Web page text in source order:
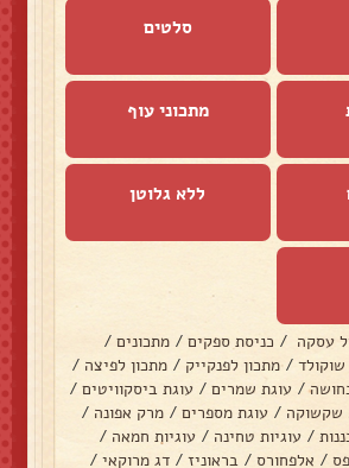
סלטים
מתכוני עוף
ללא גלוטן
עסקה / כניסת ספקים / מתכונים /
/ מתכון לפנקייק / מתכון לפיצה /
/ עוגת שמרים / עוגת ביסקוויטים /
שקשוקה / עוגת מספרים / מרק אפונה /
/ עוגיות טחינה / עוגיות חמאה /
/ אלפחורס / בראוניז / דג מרוקאי /